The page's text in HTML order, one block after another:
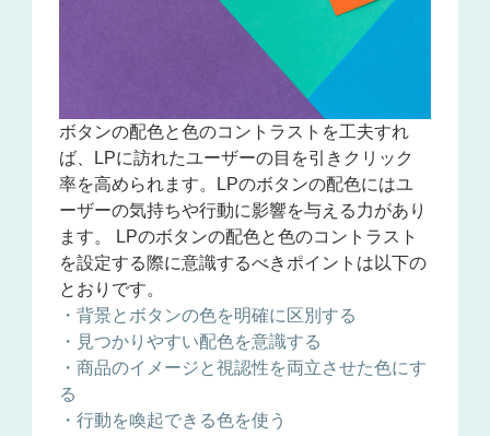
ボタンの配色と色のコントラストを工夫すれ
ば、LPに訪れたユーザーの目を引きクリック
率を高められます。
LPのボタンの配色にはユ
ーザーの気持ちや行動に影響を与える力があり
ます。 LPのボタンの配色と色のコントラスト
を設定する際に意識するべきポイントは以下の
とおりです。
・背景とボタンの色を明確に区別する
・見つかりやすい配色を意識する
・商品のイメージと視認性を両立させた色にす
る
・行動を喚起できる色を使う